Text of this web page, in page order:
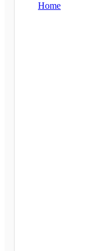
Home